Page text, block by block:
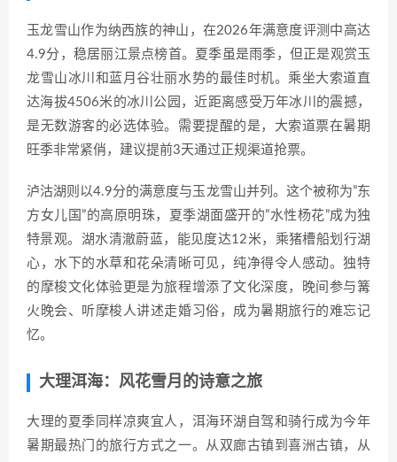
玉龙雪山作为纳西族的神山，在2026年满意度评测中高达
4.9分，稳居丽江景点榜首。夏季虽是雨季，但正是观赏玉
龙雪山冰川和蓝月谷壮丽水势的最佳时机。乘坐大索道直
达海拔4506米的冰川公园，近距离感受万年冰川的震撼，
是无数游客的必选体验。需要提醒的是，大索道票在暑期
旺季非常紧俏，建议提前3天通过正规渠道抢票。
泸沽湖则以4.9分的满意度与玉龙雪山并列。这个被称为”东
方女儿国”的高原明珠，夏季湖面盛开的”水性杨花”成为独
特景观。湖水清澈蔚蓝，能见度达12米，乘猪槽船划行湖
心，水下的水草和花朵清晰可见，纯净得令人感动。独特
的摩梭文化体验更是为旅程增添了文化深度，晚间参与篝
火晚会、听摩梭人讲述走婚习俗，成为暑期旅行的难忘记
忆。
大理洱海：风花雪月的诗意之旅
大理的夏季同样凉爽宜人，洱海环湖自驾和骑行成为今年
暑期最热门的旅行方式之一。从双廊古镇到喜洲古镇，从